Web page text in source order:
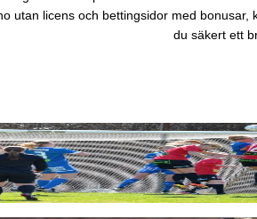
utan licens och bettingsidor med
du säkert ett